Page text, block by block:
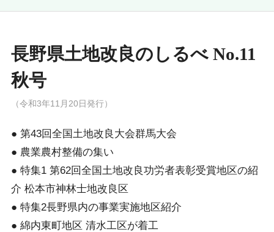
長野県土地改良のしるべ No.11
秋号
（令和3年11月20日発行）
● 第43回全国土地改良大会群馬大会
● 農業農村整備の集い
● 特集1 第62回全国土地改良功労者表彰受賞地区の紹
介 松本市神林士地改良区
● 特集2長野県内の事業実施地区紹介
● 綿内東町地区 清水工区が着工